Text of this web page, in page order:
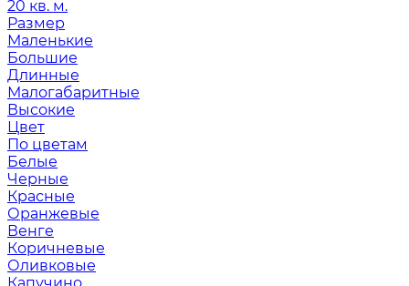
20 кв. м.
Размер
Маленькие
Большие
Длинные
Малогабаритные
Высокие
Цвет
По цветам
Белые
Черные
Красные
Оранжевые
Венге
Коричневые
Оливковые